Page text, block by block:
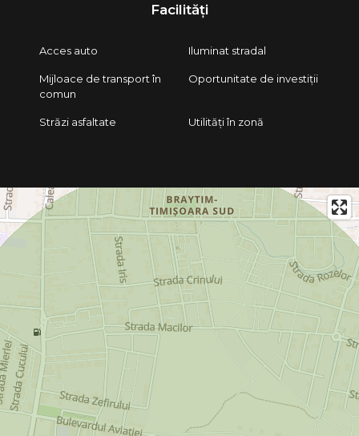
Facilități
Acces auto Iluminat stradal
Mijloace de transport în
comun
Oportunitate de investiții
Străzi asfaltate Utilități în zonă